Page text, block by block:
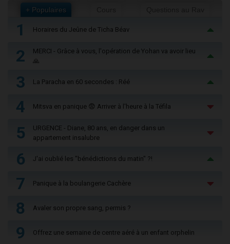
+ Populaires
1 Horaires du Jeûne de Ticha Béav
2
MERCI - Grâce à vous, l'opération de Yohan va avoir lieu
🙏
3 La Paracha en 60 secondes : Réé
4 Mitsva en panique 😨 Arriver à l'heure à la Téfila
5
URGENCE - Diane, 80 ans, en danger dans un
appartement insalubre
6 J'ai oublié les "bénédictions du matin" ?!
7 Panique à la boulangerie Cachère
8 Avaler son propre sang, permis ?
9 Offrez une semaine de centre aéré à un enfant orphelin